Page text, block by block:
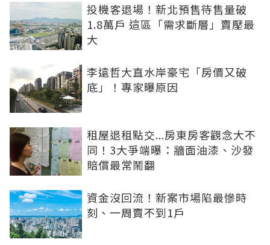
投機客退場！新北預售待售量破
1.8萬戶 這區「需求斷層」賣壓最
大
李遠哲大直水岸豪宅「房價又破
底」！專家曝原因
租屋退租點交...房東房客觀念大不
同！3大爭端曝：牆面油漆、沙發
賠償最常鬧翻
資金沒回流！新案市場陷最慘時
刻、一周賣不到1戶